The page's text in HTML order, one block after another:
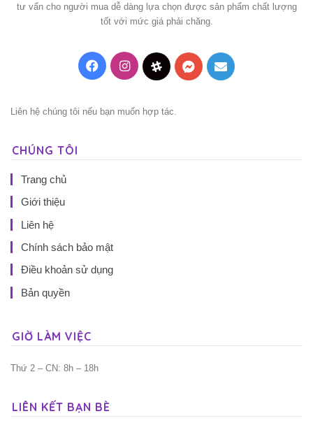
tư vấn cho người mua dễ dàng lựa chọn được sản phẩm chất lượng
tốt với mức giá phải chăng.
FacebookInstagramThreadsMessenger
Mail
Liên hệ chúng tôi nếu bạn muốn hợp tác.
CHÚNG TÔI
Trang chủ
Giới thiệu
Liên hệ
Chính sách bảo mật
Điều khoản sử dụng
Bản quyền
GIỜ LÀM VIỆC
Thứ 2 – CN: 8h – 18h
LIÊN KẾT BẠN BÈ